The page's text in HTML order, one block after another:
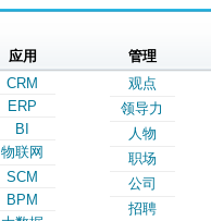
应用
CRM
ERP
BI
物联网
SCM
BPM
管理
观点
领导力
人物
职场
公司
招聘